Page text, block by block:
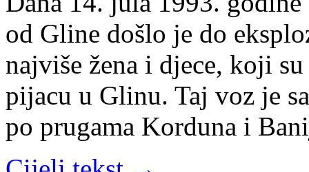
od Gline došlo je do
najviše žena i djece, koji
pijacu u Glinu. Taj voz je
po prugama Korduna i